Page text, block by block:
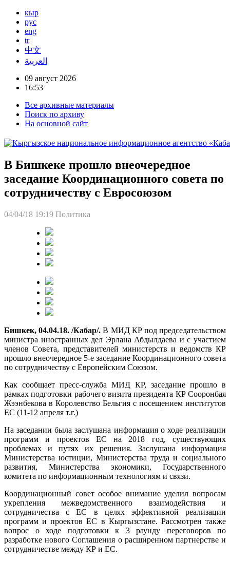
кыр
рус
eng
tr
中文
العربية
09 август 2026
16:53
Все архивные материалы
Поиск по архиву
На основной сайт
В Бишкеке прошло внеочередное
заседание Координационного совета по
сотрудничеству с Евросоюзом
04/04/18 19:19 Политика
Бишкек, 04.04.18. /Кабар/.В МИД КР под председательством
министра иностранных дел Эрлана Абдылдаева и с участием
членов Совета, представителей министерств и ведомств КР
прошло внеочередное 5-е заседание Координационного совета
по сотрудничеству с Европейским Союзом.
Как сообщает пресс-служба МИД КР, заседание прошло в
рамках подготовки рабочего визита президента КР Сооронбая
Жээнбекова в Королевство Бельгия с посещением институтов
ЕС (11-12 апреля т.г.)
На заседании была заслушана информация о ходе реализации
программ и проектов ЕС на 2018 год, существующих
проблемах и путях их решения. Заслушана информация
Министерства юстиции, Министерства труда и социального
развития, Министерства экономики, Государственного
комитета по информационным технологиям и связи.
Координационный совет особое внимание уделил вопросам
укрепления межведомственного взаимодействия и
сотрудничества с ЕС в целях эффективной реализации
программ и проектов ЕС в Кыргызстане. Рассмотрен также
вопрос о ходе подготовки к 3 раунду переговоров по
разработке нового Соглашения о расширенном партнерстве и
сотрудничестве между КР и ЕС.